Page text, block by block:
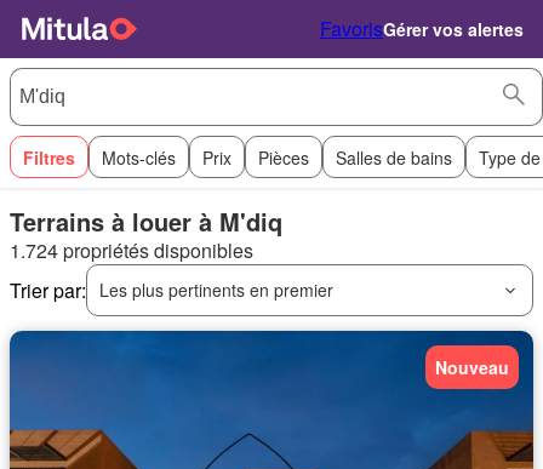
FavorisGérer vos alertes
Filtres Mots-clés Prix Pièces Salles de bains Type
Terrains à louer à M'diq
1.724 propriétés disponibles
Trier par:
Les plus pertinents en premier
Nouveau